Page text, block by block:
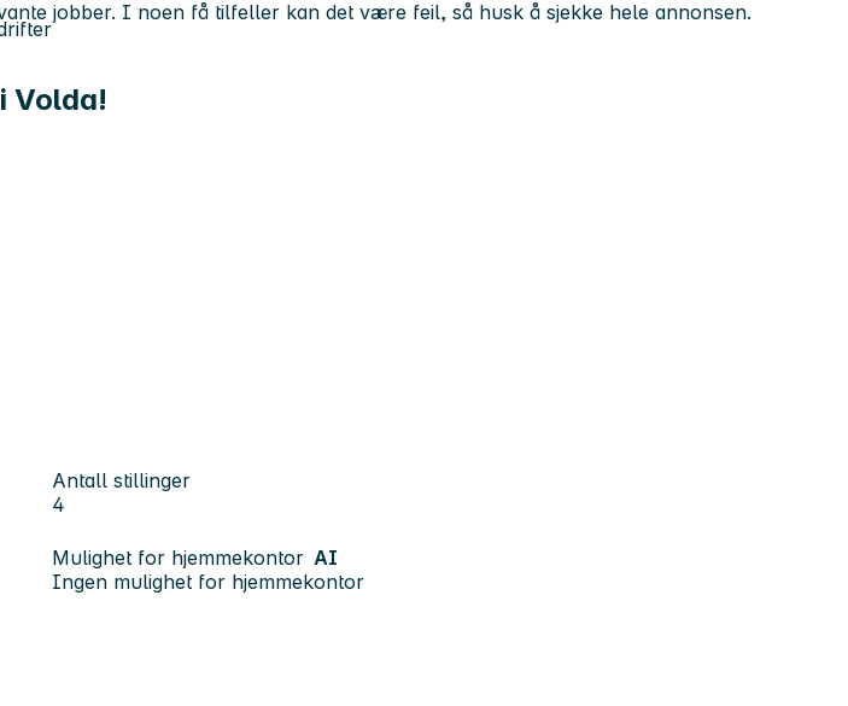
Volda!
Antall stillinger
4
Mulighet for hjemmekontor AI
Ingen mulighet for hjemmekontor
jobber. I noen få tilfeller kan det være feil, så husk å sjekke hele annonsen.